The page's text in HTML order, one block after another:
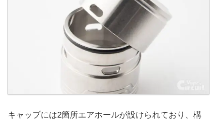
キャップには2箇所エアホールが設けられており、構